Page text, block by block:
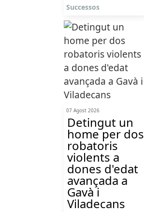
Successos
07 Agost 2026
Detingut un
home per dos
robatoris
violents a
dones d'edat
avançada a
Gavà i
Viladecans